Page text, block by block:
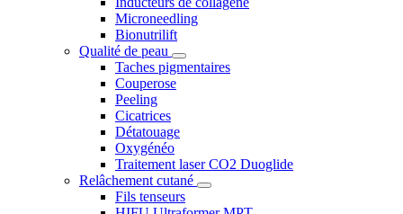
Microneedling
Bionutrilift
Qualité de peau
Taches pigmentaires
Couperose
Peeling
Cicatrices
Détatouage
Oxygénéo
Traitement laser CO2 Duoglide
Relâchement cutané
Fils tenseurs